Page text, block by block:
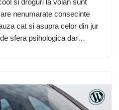
nenumarate consecinte
cat si asupra celor din jur
sfera psihologica dar…